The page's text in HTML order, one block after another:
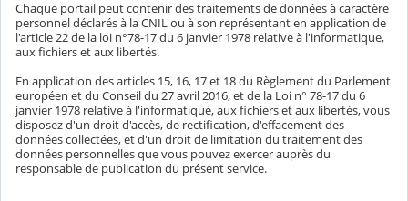
Chaque portail peut contenir des traitements de données à caractère
personnel déclarés à la CNIL ou à son représentant en application de
l'article 22 de la loi n°78-17 du 6 janvier 1978 relative à l'informatique,
aux fichiers et aux libertés.
En application des articles 15, 16, 17 et 18 du Règlement du Parlement
européen et du Conseil du 27 avril 2016, et de la Loi n° 78-17 du 6
janvier 1978 relative à l'informatique, aux fichiers et aux libertés, vous
disposez d'un droit d'accès, de rectification, d'effacement des
données collectées, et d'un droit de limitation du traitement des
données personnelles que vous pouvez exercer auprès du
responsable de publication du présent service.